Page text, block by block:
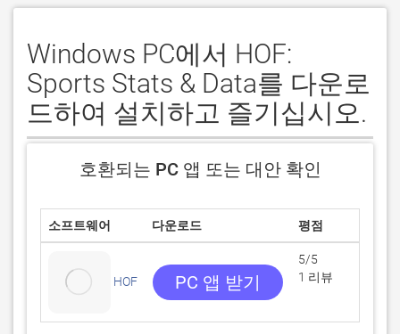
Windows PC에서 HOF:
Sports Stats & Data를 다운로
드하여 설치하고 즐기십시오.
호환되는 PC 앱 또는 대안 확인
소프트웨어 다운로드 평점
HOF PC 앱 받기
5/5
1 리뷰